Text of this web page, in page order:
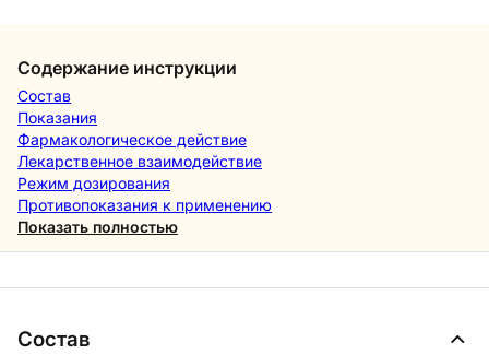
Содержание инструкции
Состав
Показания
Фармакологическое действие
Лекарственное взаимодействие
Режим дозирования
Противопоказания к применению
Показать полностью
Состав